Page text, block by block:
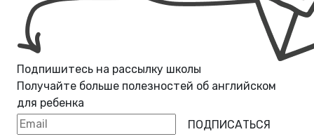
Подпишитесь на рассылку школы
Получайте больше полезностей об английском
для ребенка
ПОДПИСАТЬСЯ